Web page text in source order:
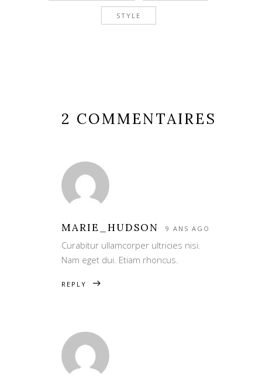
STYLE
2 COMMENTAIRES
MARIE_HUDSON 9 ANS AGO
Curabitur ullamcorper ultricies nisi.
Nam eget dui. Etiam rhoncus.
REPLY